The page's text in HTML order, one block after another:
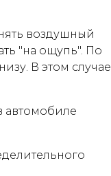
воздушный
"на ощупь". По
В этом случае
автомобиле